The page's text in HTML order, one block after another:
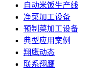
自动米饭生产线
净菜加工设备
预制菜加工设备
典型应用案例
翔鹰动态
联系翔鹰